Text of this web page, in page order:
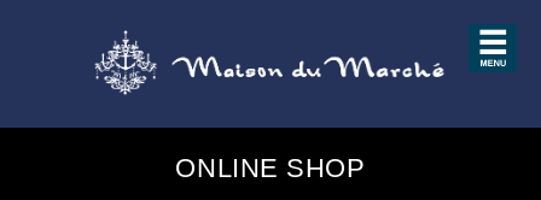
ONLINE SHOP